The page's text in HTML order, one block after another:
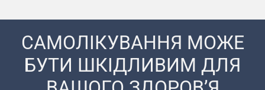
САМОЛІКУВАННЯ МОЖЕ
БУТИ ШКІДЛИВИМ ДЛЯ